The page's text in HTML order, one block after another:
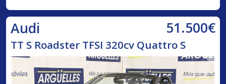
Audi 51.500€
TT S Roadster TFSI 320cv Quattro S